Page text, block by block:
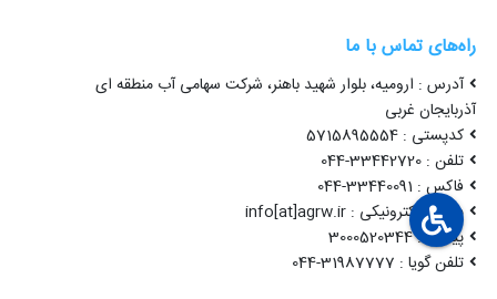
راه‌های تماس با ما
آدرس : ارومیه، بلوار شهید باهنر، شرکت سهامی آب منطقه ای
آذربایجان غربی
کدپستی : 5715895554
تلفن : 33442720-044
فاکس : 33440091-044
پست الکترونیکی : info[at]agrw.ir
پیامک : 3000520344
تلفن گویا : 31987777-044